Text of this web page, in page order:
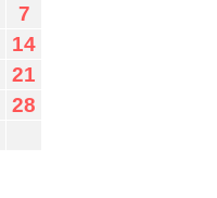
7
14
21
28